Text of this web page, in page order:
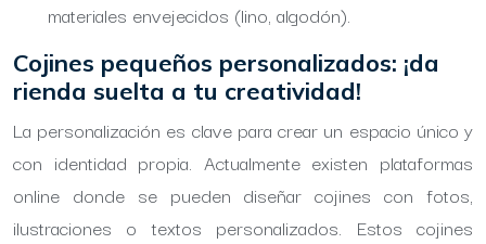
materiales envejecidos (lino, algodón).
Cojines pequeños personalizados: ¡da
rienda suelta a tu creatividad!
La personalización es clave para crear un espacio único y
con identidad propia. Actualmente existen plataformas
online donde se pueden diseñar cojines con fotos,
ilustraciones o textos personalizados. Estos cojines